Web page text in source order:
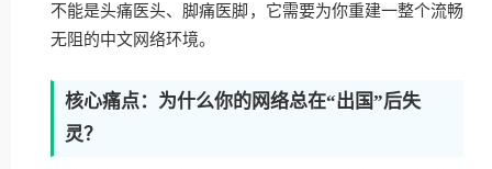
不能是头痛医头、脚痛医脚，它需要为你重建一整个流畅
无阻的中文网络环境。
核心痛点：为什么你的网络总在“出国”后失
灵？